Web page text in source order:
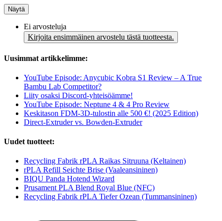
Näytä
Ei arvosteluja
Kirjoita ensimmäinen arvostelu tästä tuotteesta.
Uusimmat artikkelimme:
YouTube Episode: Anycubic Kobra S1 Review – A True
Bambu Lab Competitor?
Liity osaksi Discord-yhteisöämme!
YouTube Episode: Neptune 4 & 4 Pro Review
Keskitason FDM-3D-tulostin alle 500 €! (2025 Edition)
Direct-Extruder vs. Bowden-Extruder
Uudet tuotteet:
Recycling Fabrik rPLA Raikas Sitruuna (Keltainen)
rPLA Refill Seichte Brise (Vaaleansininen)
BIQU Panda Hotend Wizard
Prusament PLA Blend Royal Blue (NFC)
Recycling Fabrik rPLA Tiefer Ozean (Tummansininen)